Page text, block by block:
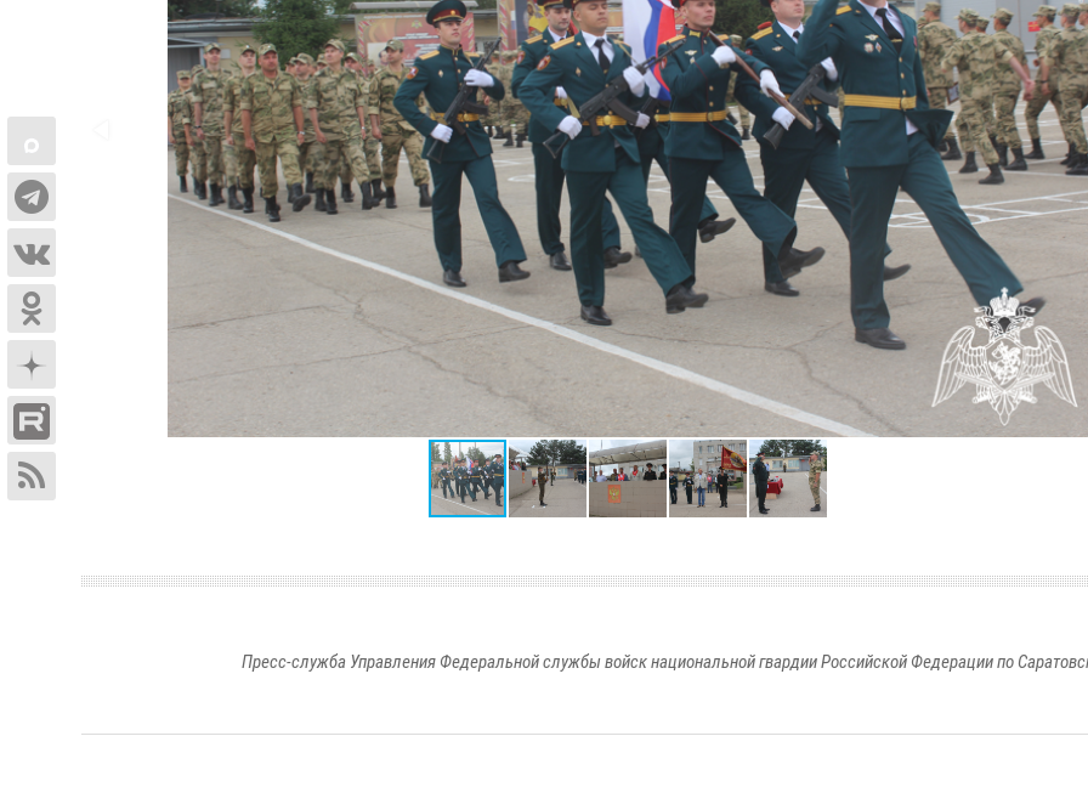
Пресс-служба Управления Федеральной службы войск национальной гвардии Российской Федерации по